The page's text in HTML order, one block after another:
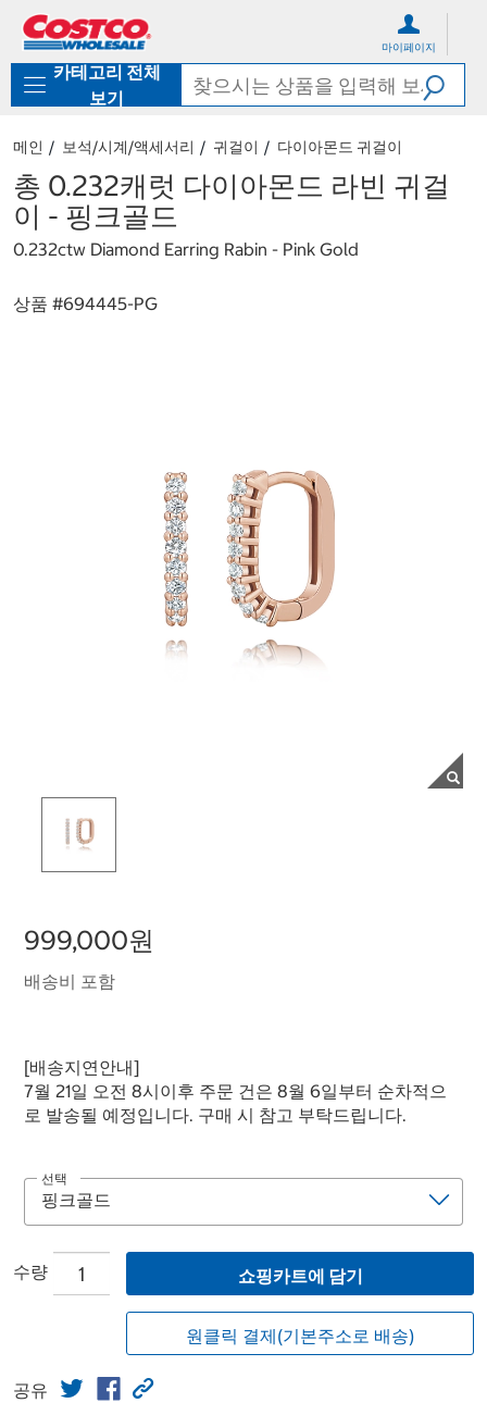
로
기
가
마이페이지
카테고리 전체
보기
메인 보석/시계/액세서리 귀걸이 다이아몬드 귀걸이
총 0.232캐럿 다이아몬드 라빈 귀걸
이 - 핑크골드
0.232ctw Diamond Earring Rabin - Pink Gold
상품 #694445-PG
999,000원
배송비 포함
[배송지연안내]
7월 21일 오전 8시이후 주문 건은 8월 6일부터 순차적으
로 발송될 예정입니다. 구매 시 참고 부탁드립니다.
선택
수량 쇼핑카트에 담기
원클릭 결제(기본주소로 배송)
공유